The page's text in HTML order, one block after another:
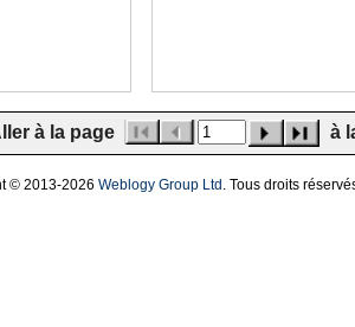
à la page à
© 2013-2026 Weblogy Group Ltd . Tous droits